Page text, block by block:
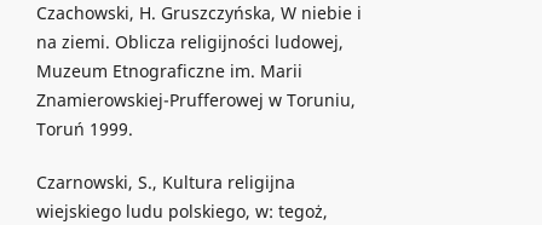
Czachowski, H. Gruszczyńska, W niebie i
na ziemi. Oblicza religijności ludowej,
Muzeum Etnograficzne im. Marii
Znamierowskiej-Prufferowej w Toruniu,
Toruń 1999.
Czarnowski, S., Kultura religijna
wiejskiego ludu polskiego, w: tegoż,